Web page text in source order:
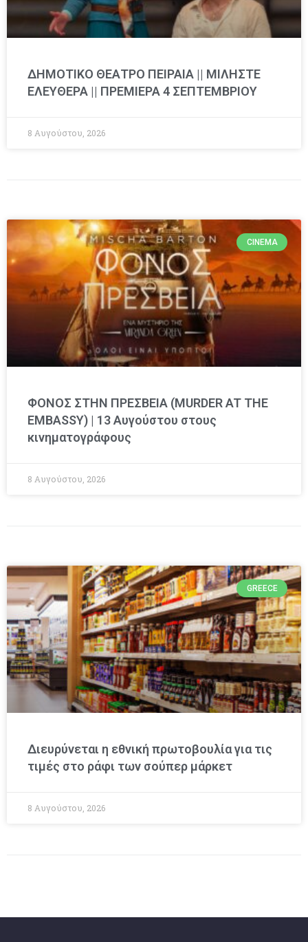
ΔΗΜΟΤΙΚΟ ΘΕΑΤΡΟ ΠΕΙΡΑΙΑ || ΜΙΛΗΣΤΕ
ΕΛΕΥΘΕΡΑ || ΠΡΕΜΙΕΡΑ 4 ΣΕΠΤΕΜΒΡΙΟΥ
8 Αυγούστου, 2026
CINEMA
ΦΟΝΟΣ ΣΤΗΝ ΠΡΕΣΒΕΙΑ (MURDER AT THE
EMBASSY) | 13 Αυγούστου στους
κινηματογράφους
8 Αυγούστου, 2026
GREECE
Διευρύνεται η εθνική πρωτοβουλία για τις
τιμές στο ράφι των σούπερ μάρκετ
8 Αυγούστου, 2026